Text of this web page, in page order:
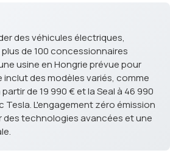
des véhicules électriques,
de 100 concessionnaires
usine en Hongrie prévue pour
inclut des modèles variés, comme
de 19 990 € et la Seal à 46 990
Tesla. L'engagement zéro émission
des technologies avancées et une